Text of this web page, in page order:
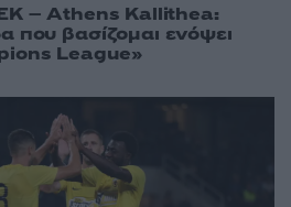
– Athens Kallithea:
που βασίζομαι ενόψει
League»